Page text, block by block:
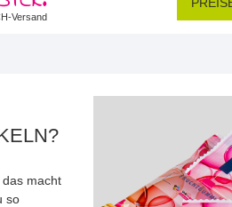
Versand
macht
so